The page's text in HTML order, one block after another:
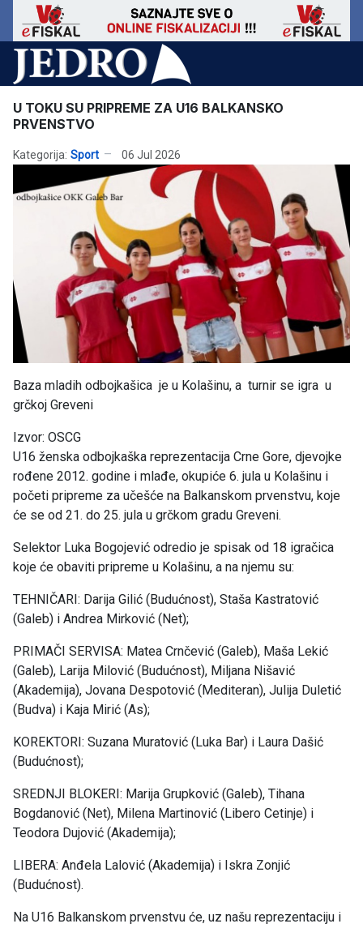
U TOKU SU PRIPREME ZA U16 BALKANSKO
PRVENSTVO
Kategorija: Sport 06 Jul 2026
Baza mladih odbojkašica je u Kolašinu, a turnir se igra u
grčkoj Greveni
Izvor: OSCG
U16 ženska odbojkaška reprezentacija Crne Gore, djevojke
rođene 2012. godine i mlađe, okupiće 6. jula u Kolašinu i
početi pripreme za učešće na Balkanskom prvenstvu, koje
će se od 21. do 25. jula u grčkom gradu Greveni.
Selektor Luka Bogojević odredio je spisak od 18 igračica
koje će obaviti pripreme u Kolašinu, a na njemu su:
TEHNIČARI: Darija Gilić (Budućnost), Staša Kastratović
(Galeb) i Andrea Mirković (Net);
PRIMAČI SERVISA: Matea Crnčević (Galeb), Maša Lekić
(Galeb), Larija Milović (Budućnost), Miljana Nišavić
(Akademija), Jovana Despotović (Mediteran), Julija Duletić
(Budva) i Kaja Mirić (As);
KOREKTORI: Suzana Muratović (Luka Bar) i Laura Dašić
(Budućnost);
SREDNJI BLOKERI: Marija Grupković (Galeb), Tihana
Bogdanović (Net), Milena Martinović (Libero Cetinje) i
Teodora Dujović (Akademija);
LIBERA: Anđela Lalović (Akademija) i Iskra Zonjić
(Budućnost).
Na U16 Balkanskom prvenstvu će, uz našu reprezentaciju i